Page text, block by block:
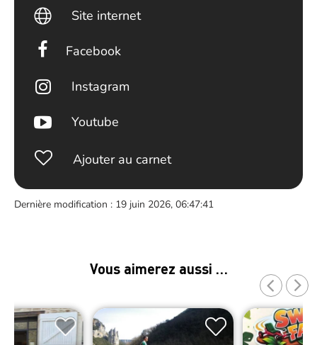
Site internet
Facebook
Instagram
Youtube
Ajouter au carnet
Dernière modification : 19 juin 2026, 06:47:41
Vous aimerez aussi …